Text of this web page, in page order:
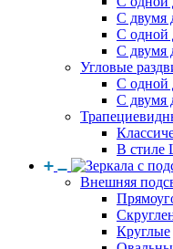
С двумя
С одной
С двумя
Угловые
С одной
С двумя
В стиле
Внешняя
Круглые